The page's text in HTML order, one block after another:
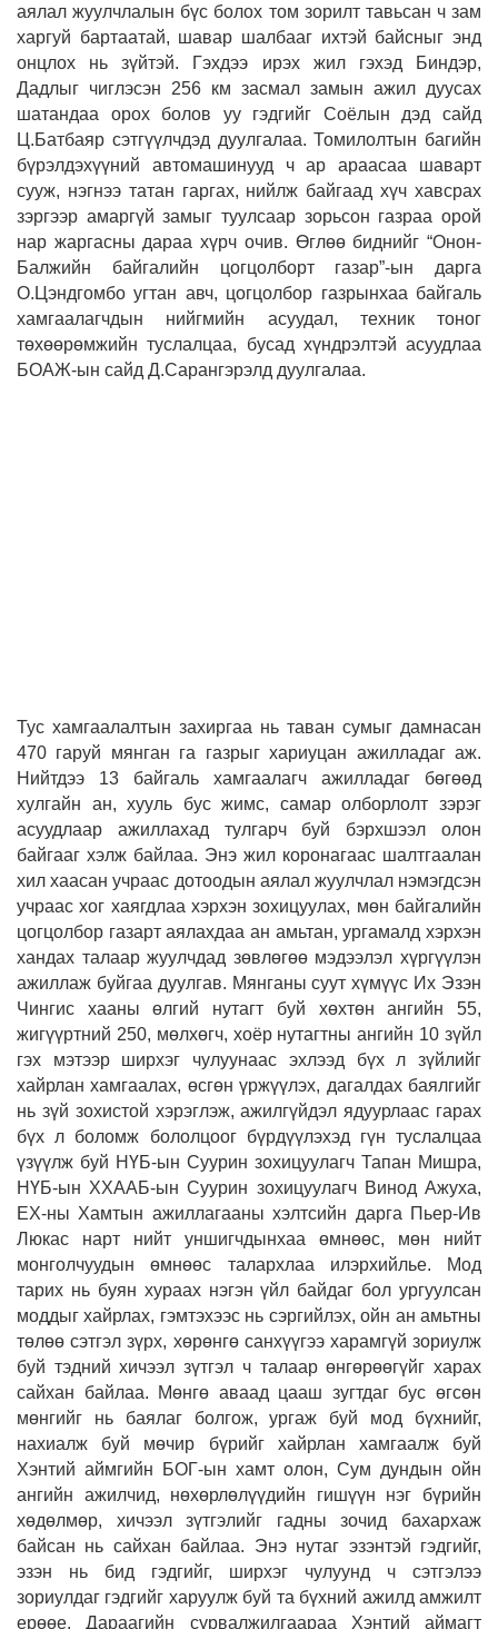
аялал жуулчлалын бүс болох том зорилт тавьсан ч зам
харгуй бартаатай, шавар шалбааг ихтэй байсныг энд
онцлох нь зүйтэй. Гэхдээ ирэх жил гэхэд Биндэр,
Дадлыг чиглэсэн 256 км засмал замын ажил дуусах
шатандаа орох болов уу гэдгийг Соёлын дэд сайд
Ц.Батбаяр сэтгүүлчдэд дуулгалаа. Томилолтын багийн
бүрэлдэхүүний автомашинууд ч ар араасаа шаварт
сууж, нэгнээ татан гаргах, нийлж байгаад хүч хавсрах
зэргээр амаргүй замыг туулсаар зорьсон газраа орой
нар жаргасны дараа хүрч очив. Өглөө биднийг “Онон-
Балжийн байгалийн цогцолборт газар”-ын дарга
О.Цэндгомбо угтан авч, цогцолбор газрынхаа байгаль
хамгаалагчдын нийгмийн асуудал, техник тоног
төхөөрөмжийн туслалцаа, бусад хүндрэлтэй асуудлаа
БОАЖ-ын сайд Д.Сарангэрэлд дуулгалаа.
Тус хамгаалалтын захиргаа нь таван сумыг дамнасан
470 гаруй мянган га газрыг хариуцан ажилладаг аж.
Нийтдээ 13 байгаль хамгаалагч ажилладаг бөгөөд
хулгайн ан, хууль бус жимс, самар олборлолт зэрэг
асуудлаар ажиллахад тулгарч буй бэрхшээл олон
байгааг хэлж байлаа. Энэ жил коронагаас шалтгаалан
хил хаасан учраас дотоодын аялал жуулчлал нэмэгдсэн
учраас хог хаягдлаа хэрхэн зохицуулах, мөн байгалийн
цогцолбор газарт аялахдаа ан амьтан, ургамалд хэрхэн
хандах талаар жуулчдад зөвлөгөө мэдээлэл хүргүүлэн
ажиллаж буйгаа дуулгав. Мянганы суут хүмүүс Их Эзэн
Чингис хааны өлгий нутагт буй хөхтөн ангийн 55,
жигүүртний 250, мөлхөгч, хоёр нутагтны ангийн 10 зүйл
гэх мэтээр ширхэг чулуунаас эхлээд бүх л зүйлийг
хайрлан хамгаалах, өсгөн үржүүлэх, дагалдах баялгийг
нь зүй зохистой хэрэглэж, ажилгүйдэл ядуурлаас гарах
бүх л боломж бололцоог бүрдүүлэхэд гүн туслалцаа
үзүүлж буй НҮБ-ын Суурин зохицуулагч Тапан Мишра,
НҮБ-ын ХХААБ-ын Суурин зохицуулагч Винод Ажуха,
ЕХ-ны Хамтын ажиллагааны хэлтсийн дарга Пьер-Ив
Люкас нарт нийт уншигчдынхаа өмнөөс, мөн нийт
монголчуудын өмнөөс талархлаа илэрхийлье. Мод
тарих нь буян хураах нэгэн үйл байдаг бол ургуулсан
моддыг хайрлах, гэмтэхээс нь сэргийлэх, ойн ан амьтны
төлөө сэтгэл зүрх, хөрөнгө санхүүгээ харамгүй зориулж
буй тэдний хичээл зүтгэл ч талаар өнгөрөөгүйг харах
сайхан байлаа. Мөнгө аваад цааш зугтдаг бус өгсөн
мөнгийг нь баялаг болгож, ургаж буй мод бүхнийг,
нахиалж буй мөчир бүрийг хайрлан хамгаалж буй
Хэнтий аймгийн БОГ-ын хамт олон, Сум дундын ойн
ангийн ажилчид, нөхөрлөлүүдийн гишүүн нэг бүрийн
хөдөлмөр, хичээл зүтгэлийг гадны зочид бахархаж
байсан нь сайхан байлаа. Энэ нутаг эзэнтэй гэдгийг,
эзэн нь бид гэдгийг, ширхэг чулуунд ч сэтгэлээ
зориулдаг гэдгийг харуулж буй та бүхний ажилд амжилт
ерөөе. Дараагийн сурвалжилгаараа Хэнтий аймагт